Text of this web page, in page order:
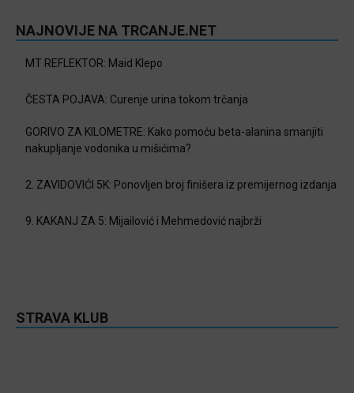
NAJNOVIJE NA TRCANJE.NET
MT REFLEKTOR: Maid Klepo
ČESTA POJAVA: Curenje urina tokom trčanja
GORIVO ZA KILOMETRE: Kako pomoću beta-alanina smanjiti
nakupljanje vodonika u mišićima?
2. ZAVIDOVIĆI 5K: Ponovljen broj finišera iz premijernog izdanja
9. KAKANJ ZA 5: Mijailović i Mehmedović najbrži
STRAVA KLUB